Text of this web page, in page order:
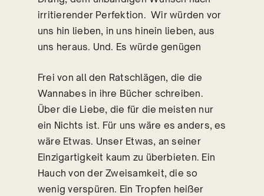
irritierender Perfektion. Wir würden vor
uns hin lieben, in uns hinein lieben, aus
uns heraus. Und. Es würde genügen
Frei von all den Ratschlägen, die die
Wannabes in ihre Bücher schreiben.
Über die Liebe, die für die meisten nur
ein Nichts ist. Für uns wäre es anders, es
wäre Etwas. Unser Etwas, an seiner
Einzigartigkeit kaum zu überbieten. Ein
Hauch von der Zweisamkeit, die so
wenig verspüren. Ein Tropfen heißer